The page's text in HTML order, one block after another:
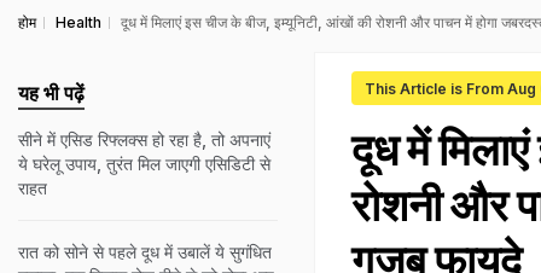
होम Health दूध में मिलाएं इस चीज के बीज, इम्यूनिटी, आंखों की रोशनी और पाचन में होगा
This Article is From
दूध में
रोशनी और
गजब फायदे
यह भी पढ़ें
सीने में एसिड रिफ्लक्स हो रहा है, तो अपनाएं
ये घरेलू उपाय, तुरंत मिल जाएगी एसिडिटी से
राहत
रात को सोने से पहले दूध में उबालें ये सुगंधित